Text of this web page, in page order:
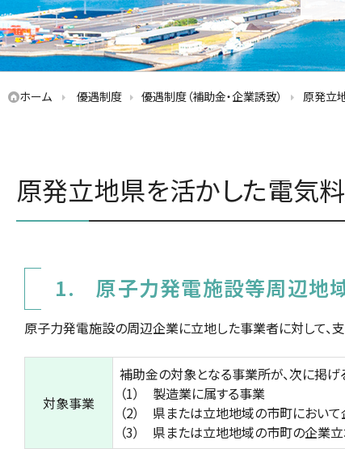
ホーム 優遇制度 優遇制度（補助金・企業誘致） 原発立
原発立地県を活かした電気
1. 原子力発電施設等周辺地域
原子力発電施設の周辺企業に立地した事業者に対して、
対象事業
補助金の対象となる事業所が、次に掲げ
（1） 製造業に属する事業
（2） 県または立地地域の市町におい
（3） 県または立地地域の市町の企業